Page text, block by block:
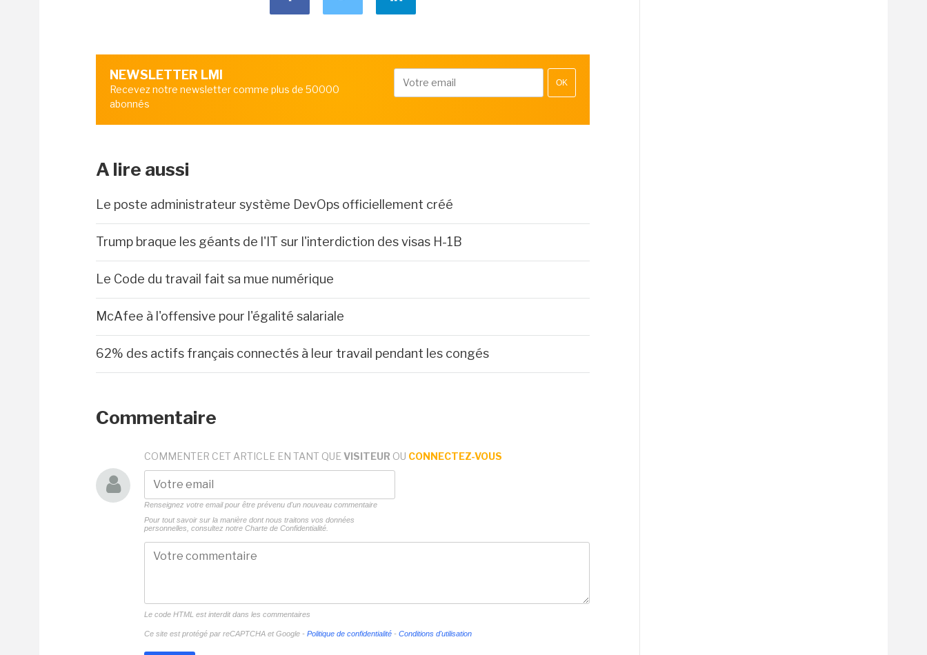
NEWSLETTER LMI
Recevez notre newsletter comme plus de 50000
abonnés
OK
A lire aussi
Le poste administrateur système DevOps officiellement créé
Trump braque les géants de l'IT sur l'interdiction des visas H-1B
Le Code du travail fait sa mue numérique
McAfee à l'offensive pour l'égalité salariale
62% des actifs français connectés à leur travail pendant les congés
Commentaire
COMMENTER CET ARTICLE EN TANT QUE VISITEUR OU CONNECTEZ-VOUS
Renseignez votre email pour être prévenu d'un nouveau commentaire
Pour tout savoir sur la manière dont nous traitons vos données
personnelles, consultez notre Charte de Confidentialité.
Le code HTML est interdit dans les commentaires
Ce site est protégé par reCAPTCHA et Google - Politique de confidentialité - Conditions d'utilisation